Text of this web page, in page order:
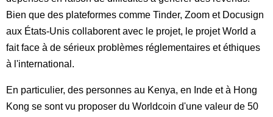
Bien que des plateformes comme Tinder, Zoom et Docusign
aux États-Unis collaborent avec le projet, le projet World a
fait face à de sérieux problèmes réglementaires et éthiques
à l'international.
En particulier, des personnes au Kenya, en Inde et à Hong
Kong se sont vu proposer du Worldcoin d'une valeur de 50